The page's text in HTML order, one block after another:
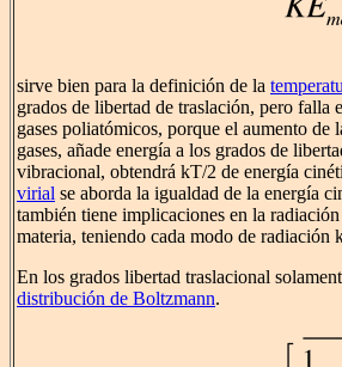
sirve bien para la definición de la
grados de libertad de traslación, pero falla
gases poliatómicos, porque el aumento de
gases, añade energía a los grados de
vibracional, obtendrá kT/2 de energía
virial se aborda la igualdad de la energía
también tiene implicaciones en la
materia, teniendo cada modo de radiación
En los grados libertad traslacional
distribución de Boltzmann.